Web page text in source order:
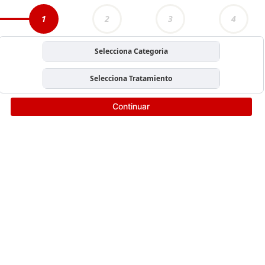
1 2 3 4
Selecciona Categoria
Selecciona Tratamiento
Continuar